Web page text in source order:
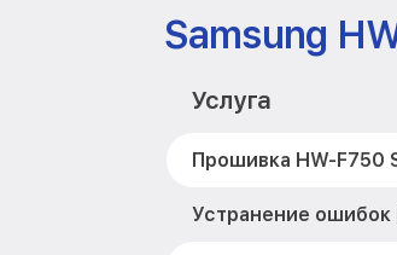
Samsung
Услуга
Прошивка HW-F750
Устранение ошибок